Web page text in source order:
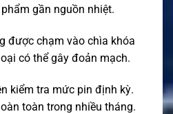
gần nguồn nhiệt.
được chạm vào chìa khóa
có thể gây đoản mạch.
kiểm tra mức pin định kỳ.
toàn trong nhiều tháng.